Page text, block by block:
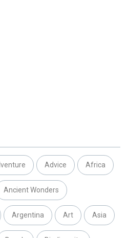
Advice Africa
Ancient Wonders
Argentina Art Asia